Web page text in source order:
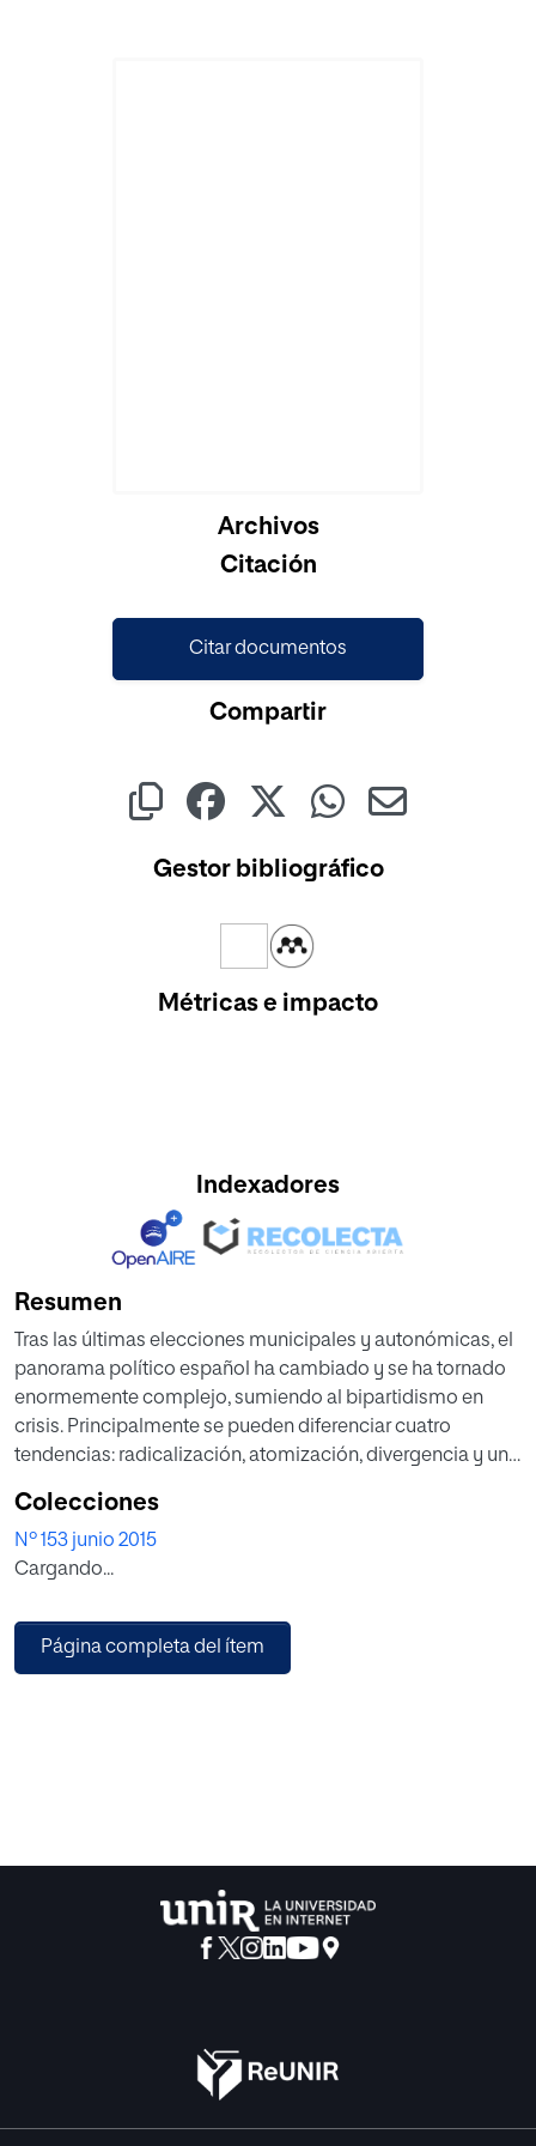
Archivos
Citación
Citar documentos
Compartir
Gestor bibliográfico
Métricas e impacto
Indexadores
Resumen
Tras las últimas elecciones municipales y autonómicas, el
panorama político español ha cambiado y se ha tornado
enormemente complejo, sumiendo al bipartidismo en
crisis. Principalmente se pueden diferenciar cuatro
tendencias: radicalización, atomización, divergencia y una
será un desafío afrontar esta nueva situación.
Colecciones
Nº 153 junio 2015
Cargando...
Página completa del ítem